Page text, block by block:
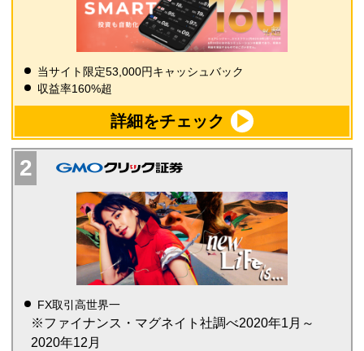
当サイト限定53,000円キャッシュバック
収益率160%超
詳細をチェック
FX取引高世界一
※ファイナンス・マグネイト社調べ2020年1月～
2020年12月